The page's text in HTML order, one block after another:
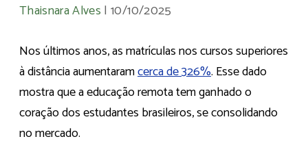
Thaisnara Alves |10/10/2025
Nos últimos anos, as matrículas nos cursos superiores
à distância aumentaramcerca de 326%. Esse dado
mostra que a educação remota tem ganhado o
coração dos estudantes brasileiros, se consolidando
no mercado.